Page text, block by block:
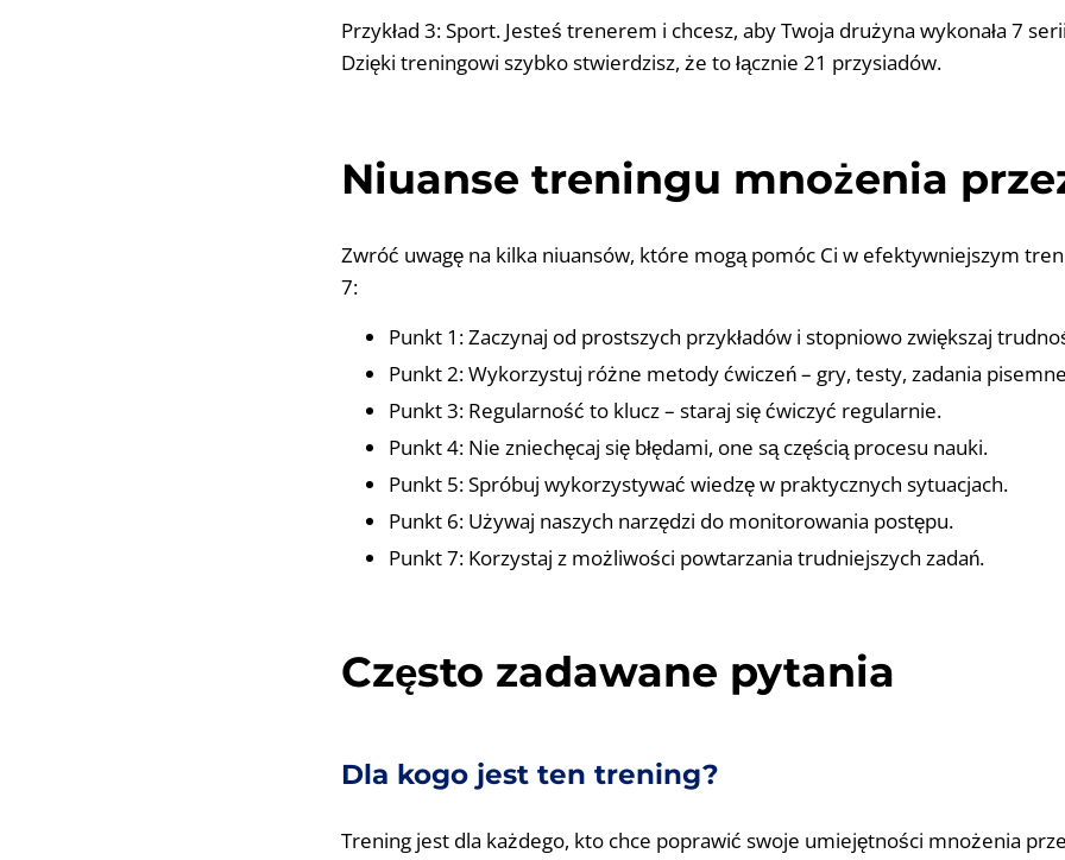
Przykład 3: Sport. Jesteś trenerem i chcesz, aby Twoja drużyna wykonała 7
Dzięki treningowi szybko stwierdzisz, że to łącznie 21 przysiadów.
Niuanse treningu mnożenia
Zwróć uwagę na kilka niuansów, które mogą pomóc Ci w efektywniejszym
7:
Punkt 1: Zaczynaj od prostszych przykładów i stopniowo zwiększaj
Punkt 2: Wykorzystuj różne metody ćwiczeń – gry, testy, zadania
Punkt 3: Regularność to klucz – staraj się ćwiczyć regularnie.
Punkt 4: Nie zniechęcaj się błędami, one są częścią procesu nauki.
Punkt 5: Spróbuj wykorzystywać wiedzę w praktycznych sytuacjach.
Punkt 6: Używaj naszych narzędzi do monitorowania postępu.
Punkt 7: Korzystaj z możliwości powtarzania trudniejszych zadań.
Często zadawane pytania
Dla kogo jest ten trening?
Trening jest dla każdego, kto chce poprawić swoje umiejętności mnożenia